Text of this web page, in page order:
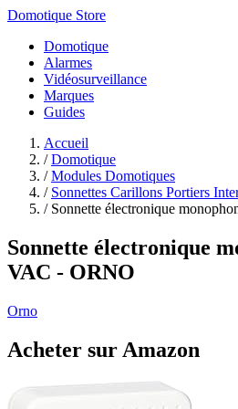
Domotique Store
Domotique
Alarmes
Vidéosurveillance
Marques
Guides
Accueil
/ Domotique
/ Modules Domotiques
/ Sonnettes Carillons Portiers
/ Sonnette électronique
Sonnette électronique
VAC - ORNO
Orno
Acheter sur Amazon